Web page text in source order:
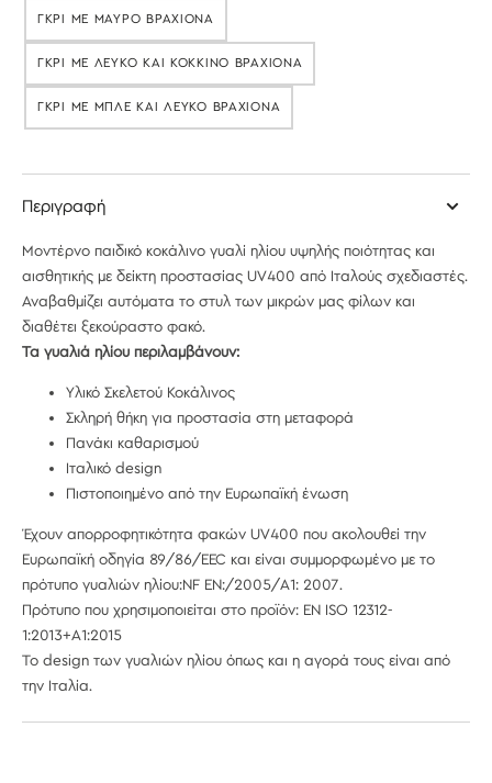
ΓΚΡΙ ΜΕ ΜΑΎΡΟ ΒΡΑΧΊΟΝΑ
ΕΞΑΝΤΛΉΘΗΚΕ
ΓΚΡΙ ΜΕ ΛΕΥΚΌ ΚΑΙ ΚΌΚΚΙΝΟ ΒΡΑΧΊΟΝΑ
ΕΞΑΝΤΛΉΘΗΚΕ
ΓΚΡΙ ΜΕ ΜΠΛΕ ΚΑΙ ΛΕΥΚΌ ΒΡΑΧΊΟΝΑ
ΕΞΑΝΤΛΉΘΗΚΕ
Περιγραφή
Μοντέρνο παιδικό κοκάλινο γυαλί ηλίου υψηλής ποιότητας και
αισθητικής με δείκτη προστασίας UV400 από Ιταλούς σχεδιαστές.
Αναβαθμίζει αυτόματα το στυλ των μικρών μας φίλων και
διαθέτει ξεκούραστο φακό.
Τα γυαλιά ηλίου περιλαμβάνουν:
Υλικό Σκελετού Κοκάλινος
Σκληρή θήκη για προστασία στη μεταφορά
Πανάκι καθαρισμού
Ιταλικό design
Πιστοποιημένο από την Ευρωπαϊκή ένωση
Έχουν απορροφητικότητα φακών UV400 που ακολουθεί την
Ευρωπαϊκή οδηγία 89/86/EEC και είναι συμμορφωμένο με το
πρότυπο γυαλιών ηλίου:NF EN:/2005/A1: 2007.
Πρότυπο που χρησιμοποιείται στο προϊόν: EN ISO 12312-
1:2013+A1:2015
Το design των γυαλιών ηλίου όπως και η αγορά τους είναι από
την Ιταλία.